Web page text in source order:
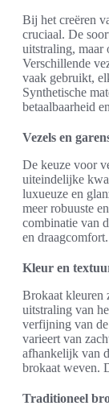
Bij het creëren
cruciaal. De
uitstraling, maar
Verschillende
vaak gebruikt,
Synthetische
betaalbaarheid
Vezels en
De keuze voor
uiteindelijke
luxueuze en
meer robuuste
combinatie van
en draagcomfort.
Kleur en
Brokaat kleuren
uitstraling van
verfijning van
varieert van
afhankelijk van
brokaat weven.
Traditioneel